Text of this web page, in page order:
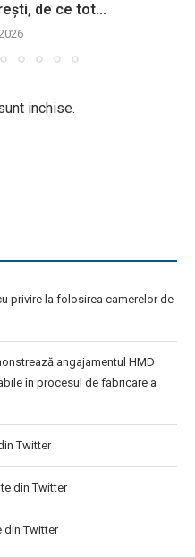
de ce tot...
inchise.
privire la folosirea camerelor de
angajamentul HMD
în procesul de fabricare a
Twitter
din Twitter
din Twitter